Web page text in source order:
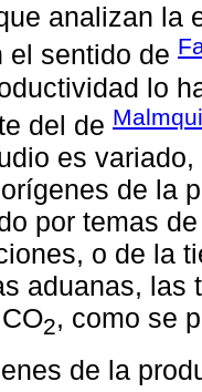
analizan la
el sentido de
lo
del de
es
de la
por temas
o de la
aduanas, las
2, como se
de la